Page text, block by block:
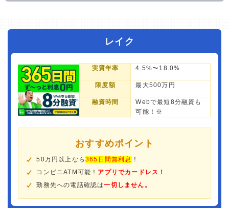
レイク
実質年率 4.5%〜18.0%
限度額 最大500万円
融資時間
Webで最短8分融資も
可能！※
おすすめポイント
50万円以上なら365日間無利息 ！
コンビニATM可能！ アプリでカードレス！
勤務先への電話確認は一切しません。